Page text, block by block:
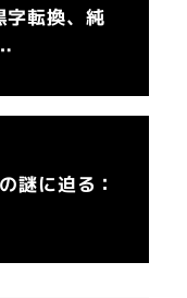
字転換、純
謎に迫る：